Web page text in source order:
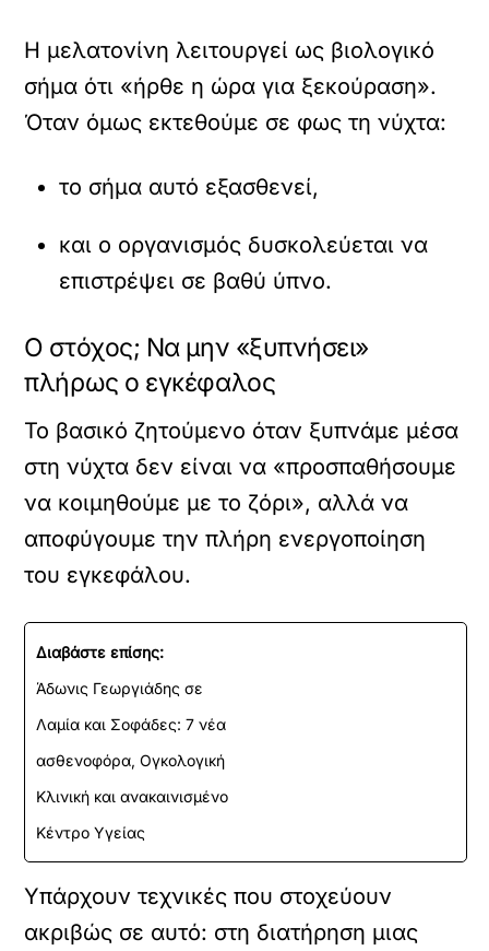
Η μελατονίνη λειτουργεί ως βιολογικό
σήμα ότι «ήρθε η ώρα για ξεκούραση».
Όταν όμως εκτεθούμε σε φως τη νύχτα:
το σήμα αυτό εξασθενεί,
και ο οργανισμός δυσκολεύεται να
επιστρέψει σε βαθύ ύπνο.
Ο στόχος; Να μην «ξυπνήσει»
πλήρως ο εγκέφαλος
Το βασικό ζητούμενο όταν ξυπνάμε μέσα
στη νύχτα δεν είναι να «προσπαθήσουμε
να κοιμηθούμε με το ζόρι», αλλά να
αποφύγουμε την πλήρη ενεργοποίηση
του εγκεφάλου.
Διαβάστε επίσης:
Άδωνις Γεωργιάδης σε
Λαμία και Σοφάδες: 7 νέα
ασθενοφόρα, Ογκολογική
Κλινική και ανακαινισμένο
Κέντρο Υγείας
Υπάρχουν τεχνικές που στοχεύουν
ακριβώς σε αυτό: στη διατήρηση μιας